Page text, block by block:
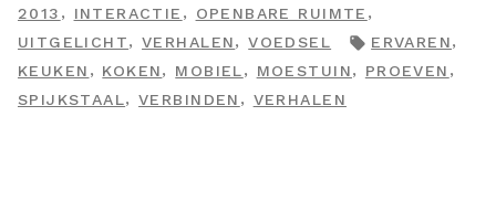
DOOR
IN
2013 , INTERACTIE , OPENBARE RUIMTE ,
UITGELICHT,VERHALEN,VOEDSEL TAGS:
ERVAREN,
KEUKEN , KOKEN, MOBIEL, MOESTUIN, PROEVEN ,
SPIJKSTAAL,VERBINDEN , VERHALEN